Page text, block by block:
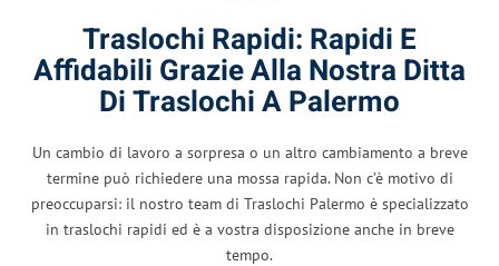
Traslochi Rapidi: Rapidi E
Affidabili Grazie Alla Nostra Ditta
Di Traslochi A Palermo
Un cambio di lavoro a sorpresa o un altro cambiamento a breve
termine può richiedere una mossa rapida. Non c’è motivo di
preoccuparsi: il nostro team di Traslochi Palermo è specializzato
in traslochi rapidi ed è a vostra disposizione anche in breve
tempo.